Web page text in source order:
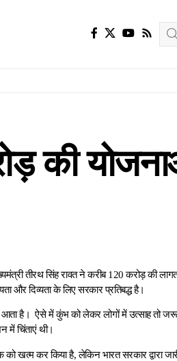
की
तीरथ सिंह रावत ने करीब 120 करोड़ की
और दिव्यता के लिए सरकार प्रतिबद्ध है।
आता है। ऐसे में कुंभ को लेकर लोगों में उत्साह तो
में चिंताएं थी।
खत्म कर किया है, लेकिन भारत सरकार द्वारा